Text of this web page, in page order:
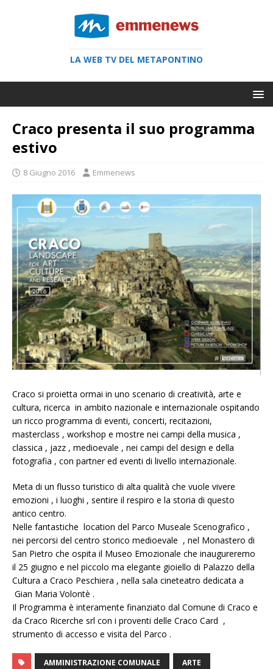
LA WEB TV DEL METAPONTINO
Craco presenta il suo programma
estivo
8 Giugno 2016 Emmenews
Craco si proietta ormai in uno scenario di creatività, arte e
cultura, ricerca in ambito nazionale e internazionale ospitando
un ricco programma di eventi, concerti, recitazioni,
masterclass , workshop e mostre nei campi della musica ,
classica , jazz , medioevale , nei campi del design e della
fotografia , con partner ed eventi di livello internazionale.
Meta di un flusso turistico di alta qualità che vuole vivere
emozioni , i luoghi , sentire il respiro e la storia di questo
antico centro.
Nelle fantastiche location del Parco Museale Scenografico ,
nei percorsi del centro storico medioevale , nel Monastero di
San Pietro che ospita il Museo Emozionale che inaugureremo
il 25 giugno e nel piccolo ma elegante gioiello di Palazzo della
Cultura a Craco Peschiera , nella sala cineteatro dedicata a
Gian Maria Volontè .
Il Programma è interamente finanziato dal Comune di Craco e
da Craco Ricerche srl con i proventi delle Craco Card ,
strumento di accesso e visita del Parco .
AMMINISTRAZIONE COMUNALE ARTE